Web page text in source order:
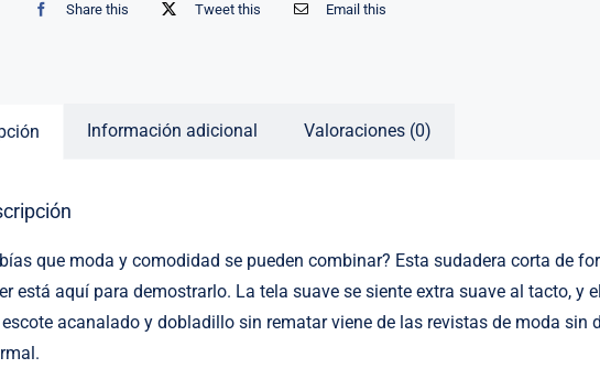
Share this Tweet this Email this
Información adicional Valoraciones (0)
que moda y comodidad se pueden combinar? Esta sudadera corta de
está aquí para demostrarlo. La tela suave se siente extra suave al tacto, y
acanalado y dobladillo sin rematar viene de las revistas de moda sin